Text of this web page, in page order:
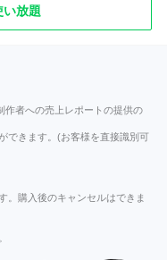
い放題
作者への売上レポートの提供の
できます。(お客様を直接識別可
。購入後のキャンセルはできま